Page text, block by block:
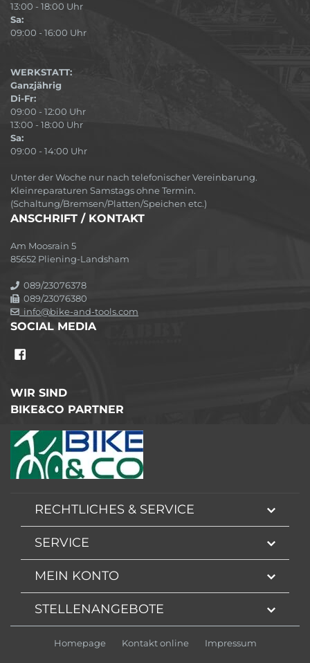
13:00 - 18:00 Uhr
Sa:
09:00 - 16:00 Uhr
WERKSTATT:
Ganzjährig
Di-Fr:
09:00 - 12:00 Uhr
13:00 - 18:00 Uhr
Sa:
09:00 - 14:00 Uhr
Unter der Woche nur nach telefonischer Vereinbarung.
Kleinreparaturen Samstags ohne Termin.
(Schaltung/Bremsen/Platten/Speichen etc.)
ANSCHRIFT / KONTAKT
Am Moosrain 5
85652 Pliening-Landsham
089/23076378
089/23076380
info@bike-and-tools.com
SOCIAL MEDIA
WIR SIND
BIKE&CO PARTNER
RECHTLICHES & SERVICE
SERVICE
MEIN KONTO
STELLENANGEBOTE
Homepage Kontakt online Impressum